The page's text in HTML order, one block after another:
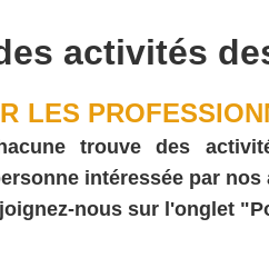
activités
LES
trouve des
intéressée par
nous sur l'onglet